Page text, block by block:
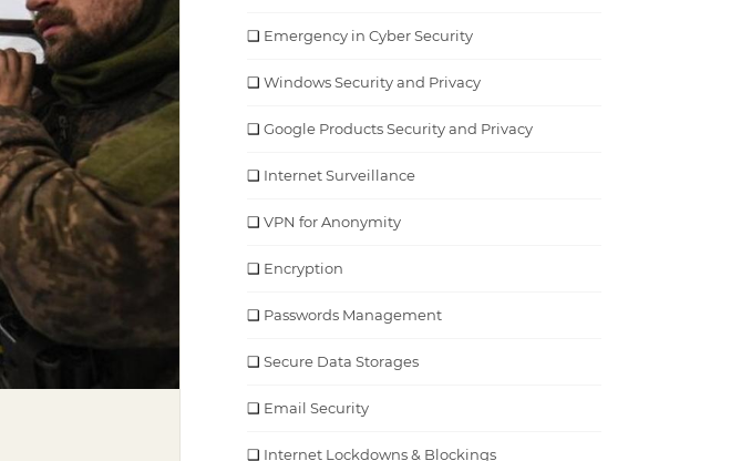
Emergency in Cyber Security
Windows Security and Privacy
Google Products Security and Privacy
Internet Surveillance
VPN for Anonymity
Encryption
Passwords Management
Secure Data Storages
Email Security
Internet Lockdowns & Blockings